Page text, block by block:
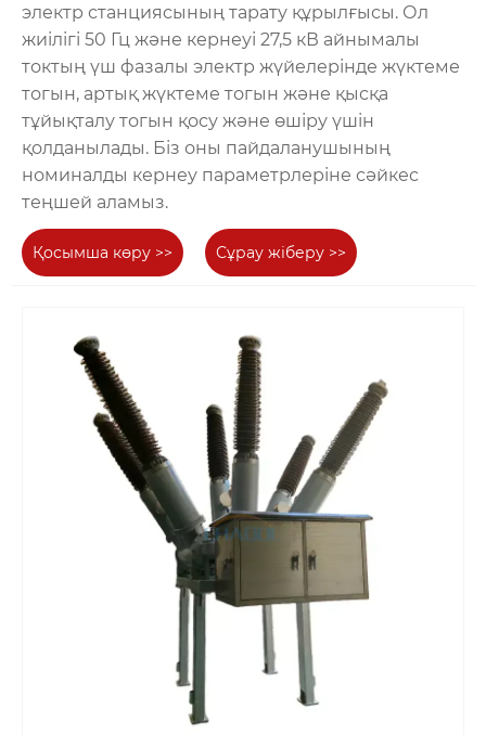
электр станциясының тарату құрылғысы. Ол
жиілігі 50 Гц және кернеуі 27,5 кВ айнымалы
токтың үш фазалы электр жүйелерінде жүктеме
тогын, артық жүктеме тогын және қысқа
тұйықталу тогын қосу және өшіру үшін
қолданылады. Біз оны пайдаланушының
номиналды кернеу параметрлеріне сәйкес
теңшей аламыз.
Қосымша көру >> Сұрау жіберу >>